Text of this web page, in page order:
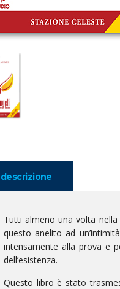
descrizione
Tutti almeno una volta
questo anelito ad
intensamente alla prova e
dell’esistenza.
Questo libro è stato